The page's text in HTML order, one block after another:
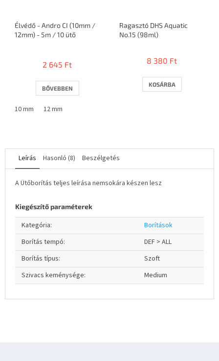
Élvédő - Andro CI (10mm /
12mm) - 5m / 10 ütő
átlagos
5-
ből
csillag.
2 645 Ft
BŐVEBBEN
10 mm 12 mm
Ragasztó DHS Aquatic
No.15 (98ml)
8 380 Ft
KOSÁRBA
Leírás Hasonló (8) Beszélgetés
A Ütőborítás teljes leírása nemsokára készen lesz
Kiegészítő paraméterek
Kategória:
Borítások
Borítás tempó:
DEF > ALL
Borítás típus:
Szoft
Szivacs keménysége: Medium